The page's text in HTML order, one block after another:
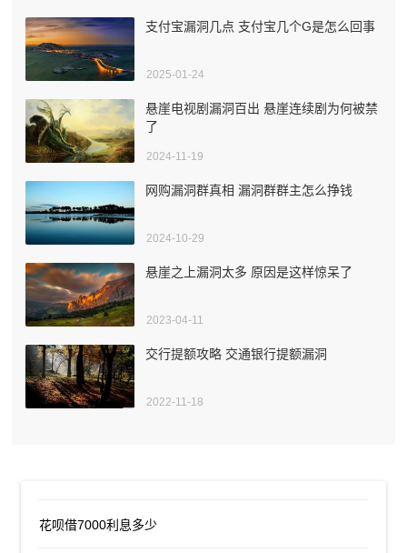
支付宝漏洞几点 支付宝几个G是怎么回事
2025-01-24
悬崖电视剧漏洞百出 悬崖连续剧为何被禁
了
2024-11-19
网购漏洞群真相 漏洞群群主怎么挣钱
2024-10-29
悬崖之上漏洞太多 原因是这样惊呆了
2023-04-11
交行提额攻略 交通银行提额漏洞
2022-11-18
花呗借7000利息多少